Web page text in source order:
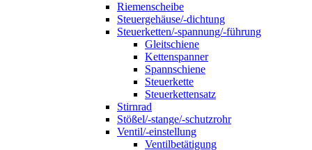
Riemenscheibe
Steuergehäuse/-dichtung
Steuerketten/-spannung/-führung
Gleitschiene
Kettenspanner
Spannschiene
Steuerkette
Steuerkettensatz
Stirnrad
Stößel/-stange/-schutzrohr
Ventil/-einstellung
Ventilbetätigung